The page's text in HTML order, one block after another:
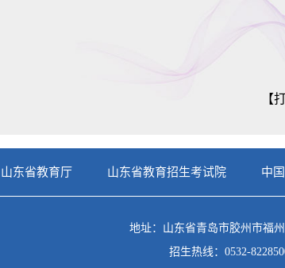
【
山东省教育厅 山东省教育招生考试院 中
地址：山东省青岛市胶州市福
招生热线：0532-